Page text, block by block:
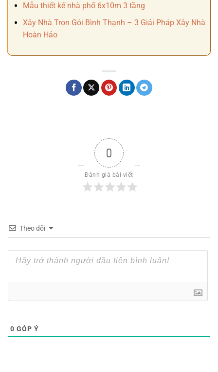
Mẫu thiết kế nhà phố 6x10m 3 tầng
Xây Nhà Trọn Gói Bình Thạnh – 3 Giải Pháp Xây Nhà
Hoàn Hảo
0
Đánh giá bài viết
Theo dõi
0 GÓP Ý